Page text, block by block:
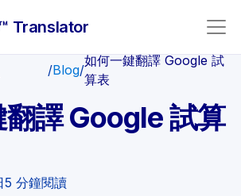
Translator
/Blog/
如何一鍵翻譯 Google 試
算表
譯 Google 試算
5 分鐘閱讀